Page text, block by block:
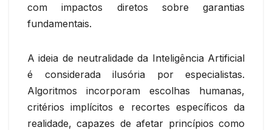
com impactos diretos sobre garantias
fundamentais.
A ideia de neutralidade da Inteligência Artificial
é considerada ilusória por especialistas.
Algoritmos incorporam escolhas humanas,
critérios implícitos e recortes específicos da
realidade, capazes de afetar princípios como